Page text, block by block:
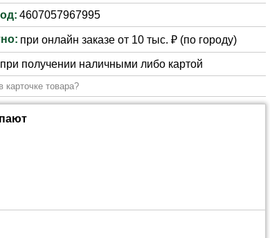
4607057967995
при онлайн заказе от 10 тыс. ₽ (по городу)
при получении наличными либо картой
товара?